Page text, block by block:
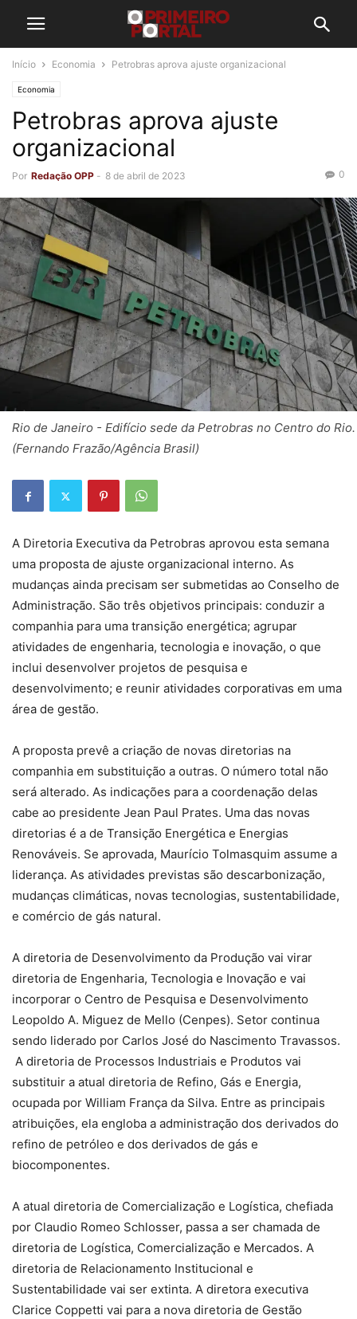
Início Economia Petrobras aprova ajuste organizacional
Economia
Petrobras aprova ajuste
organizacional
Por Redação OPP - 8 de abril de 2023 0
Rio de Janeiro - Edifício sede da Petrobras no Centro do Rio.
(Fernando Frazão/Agência Brasil)
A Diretoria Executiva da Petrobras aprovou esta semana
uma proposta de ajuste organizacional interno. As
mudanças ainda precisam ser submetidas ao Conselho de
Administração. São três objetivos principais: conduzir a
companhia para uma transição energética; agrupar
atividades de engenharia, tecnologia e inovação, o que
inclui desenvolver projetos de pesquisa e
desenvolvimento; e reunir atividades corporativas em uma
área de gestão.
A proposta prevê a criação de novas diretorias na
companhia em substituição a outras. O número total não
será alterado. As indicações para a coordenação delas
cabe ao presidente Jean Paul Prates. Uma das novas
diretorias é a de Transição Energética e Energias
Renováveis. Se aprovada, Maurício Tolmasquim assume a
liderança. As atividades previstas são descarbonização,
mudanças climáticas, novas tecnologias, sustentabilidade,
e comércio de gás natural.
A diretoria de Desenvolvimento da Produção vai virar
diretoria de Engenharia, Tecnologia e Inovação e vai
incorporar o Centro de Pesquisa e Desenvolvimento
Leopoldo A. Miguez de Mello (Cenpes). Setor continua
sendo liderado por Carlos José do Nascimento Travassos.
A diretoria de Processos Industriais e Produtos vai
substituir a atual diretoria de Refino, Gás e Energia,
ocupada por William França da Silva. Entre as principais
atribuições, ela engloba a administração dos derivados do
refino de petróleo e dos derivados de gás e
biocomponentes.
A atual diretoria de Comercialização e Logística, chefiada
por Claudio Romeo Schlosser, passa a ser chamada de
diretoria de Logística, Comercialização e Mercados. A
diretoria de Relacionamento Institucional e
Sustentabilidade vai ser extinta. A diretora executiva
Clarice Coppetti vai para a nova diretoria de Gestão